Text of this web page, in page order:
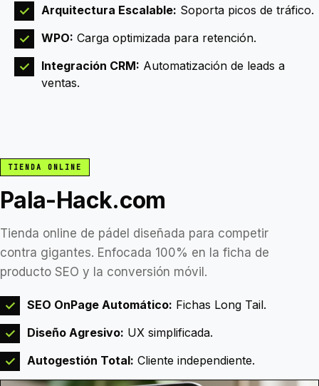
✓ Arquitectura Escalable: Soporta picos de tráfico.
✓ WPO: Carga optimizada para retención.
✓ Integración CRM: Automatización de leads a
ventas.
TIENDA ONLINE
Pala-Hack.com
Tienda online de pádel diseñada para competir
contra gigantes. Enfocada 100% en la ficha de
producto SEO y la conversión móvil.
✓ SEO OnPage Automático: Fichas Long Tail.
✓ Diseño Agresivo: UX simplificada.
✓ Autogestión Total: Cliente independiente.